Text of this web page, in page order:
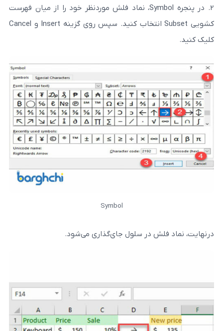
2. در پنجره Symbol، نماد فلش موردنظر خود را از میان فهرست
کشویی Subset انتخاب کنید. سپس روی گزینه Insert و Cancel
در سلول جای‌گذاری می‌شود.